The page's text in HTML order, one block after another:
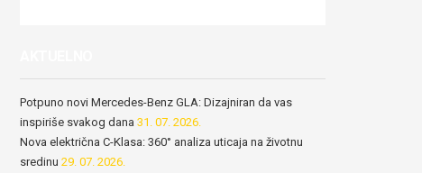
Potpuno novi Mercedes-Benz GLA: Dizajniran da vas
inspiriše svakog dana 31. 07. 2026.
Nova električna C-Klasa: 360° analiza uticaja na životnu
sredinu 29. 07. 2026.